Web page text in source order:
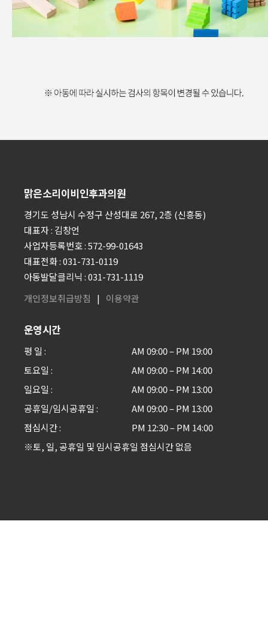
맑은소리이비인후과의원
경기도 성남시 수정구 산성대로 267, 2층 (신흥동)
대표자 : 김창언
사업자등록번호 : 572-99-01643
대표전화 : 031-731-0119
아동발달클리닉 : 031-731-1119
개인정보취급방침
이용약관
운영시간
평 일
AM 09:00 – PM 19:00
토요일
AM 09:00 – PM 14:00
일요일
AM 09:00 – PM 13:00
공휴일/임시공휴일
AM 09:00 – PM 13:00
점심시간
PM 12:30 – PM 14:00
※토, 일, 공휴일 및 임시공휴일 점심시간 없음